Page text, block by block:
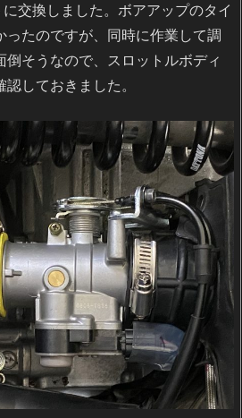
交換しました。ボアアップのタイ
ったのですが、同時に作業して調
そうなので、スロットルボディ
しておきました。